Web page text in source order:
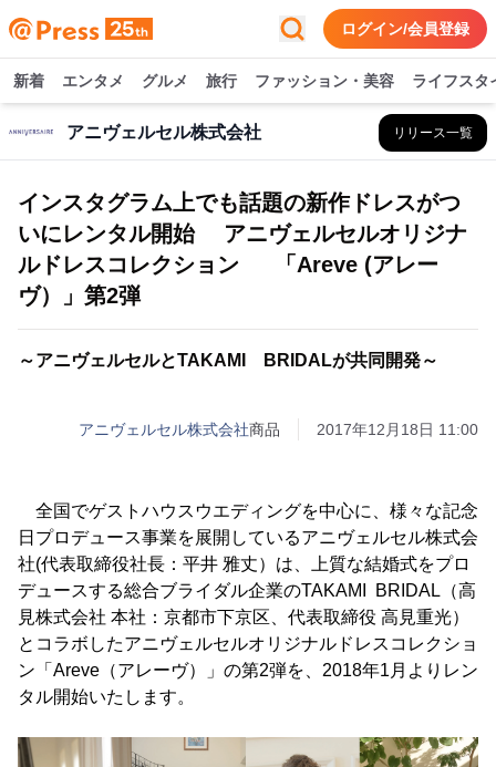
ログイン/会員登録
新着 エンタメ グルメ 旅行 ファッション・美容 ライフスタ
アニヴェルセル株式会社 リリース一覧
インスタグラム上でも話題の新作ドレスがつ
いにレンタル開始 アニヴェルセルオリジナ
ルドレスコレクション 「Areve (アレー
ヴ）」第2弾
～アニヴェルセルとTAKAMI BRIDALが共同開発～
アニヴェルセル株式会社商品 2017年12月18日 11:00
全国でゲストハウスウエディングを中心に、様々な記念
日プロデュース事業を展開しているアニヴェルセル株式会
社(代表取締役社長：平井 雅丈）は、上質な結婚式をプロ
デュースする総合ブライダル企業のTAKAMI BRIDAL（高
見株式会社 本社：京都市下京区、代表取締役 高見重光）
とコラボしたアニヴェルセルオリジナルドレスコレクショ
ン「Areve（アレーヴ）」の第2弾を、2018年1月よりレン
タル開始いたします。